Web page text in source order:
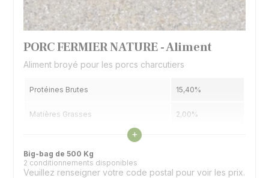
PORC FERMIER NATURE - Aliment
Aliment broyé pour les porcs charcutiers
Protéines Brutes 15,40%
Matières Grasses 2,00%
Espèces
Voir les caractéristiques
+
Big-bag de 500 Kg
2 conditionnements disponibles
Veuillez renseigner votre code postal pour voir les prix.